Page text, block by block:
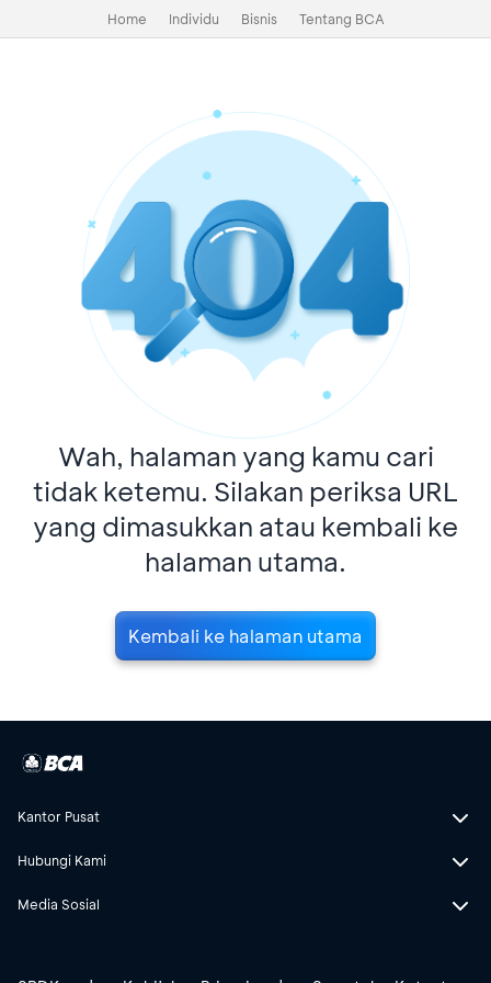
Home Individu Bisnis Tentang BCA
Wah, halaman yang kamu cari
tidak ketemu. Silakan periksa URL
yang dimasukkan atau kembali ke
halaman utama.
Kembali ke halaman utama
Kantor Pusat
Hubungi Kami
Media Sosial